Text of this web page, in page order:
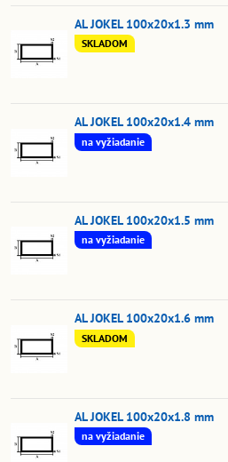
AL JOKEL 100x20x1.3 mm
SKLADOM
AL JOKEL 100x20x1.4 mm
na vyžiadanie
AL JOKEL 100x20x1.5 mm
na vyžiadanie
AL JOKEL 100x20x1.6 mm
SKLADOM
AL JOKEL 100x20x1.8 mm
na vyžiadanie